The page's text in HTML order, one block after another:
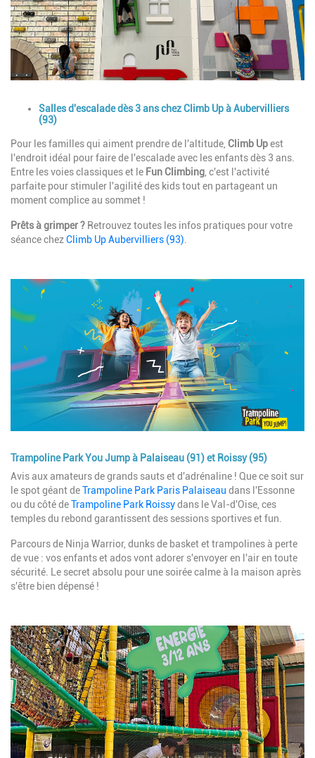
DescriptionSalles d'escalade dès 3 ans chez Climb Up à Aubervilliers
(93)
Pour les familles qui aiment prendre de l'altitude, Climb Upest
l'endroit idéal pour faire de l'escalade avec les enfants dès 3 ans.
Entre les voies classiques et le Fun Climbing , c'est l'activité
parfaite pour stimuler l'agilité des kids tout en partageant un
moment complice au sommet !
Prêts à grimper ? Retrouvez toutes les infos pratiques pour votre
séance chezClimb Up Aubervilliers (93)
Image
Description
Trampoline Park You Jump à Palaiseau (91) et Roissy (95)
Avis aux amateurs de grands sauts et d'adrénaline ! Que ce soit sur
le spot géant deTrampoline Park Paris Palaiseau dans l'Essonne
ou du côté deTrampoline Park Roissydans le Val-d'Oise, ces
temples du rebond garantissent des sessions sportives et fun.
Parcours de Ninja Warrior, dunks de basket et trampolines à perte
de vue : vos enfants et ados vont adorer s'envoyer en l'air en toute
sécurité. Le secret absolu pour une soirée calme à la maison après
s'être bien dépensé !
Image